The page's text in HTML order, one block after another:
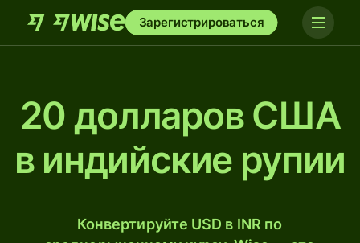
Зарегистрироваться
20 долларов США
в индийские рупии
Конвертируйте USD в INR по